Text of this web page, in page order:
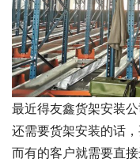
最近得友鑫货架安装
还需要货架安装的话
而有的客户就需要直